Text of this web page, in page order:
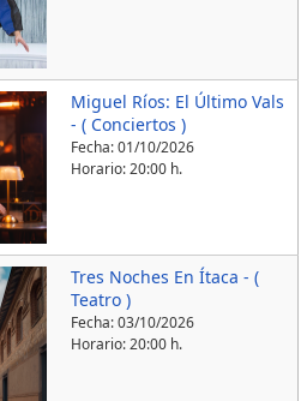
Miguel Ríos: El Último Vals
- ( Conciertos )
Fecha:01/10/2026
Horario: 20:00 h.
Tres Noches En Ítaca - (
Teatro )
Fecha:03/10/2026
Horario: 20:00 h.